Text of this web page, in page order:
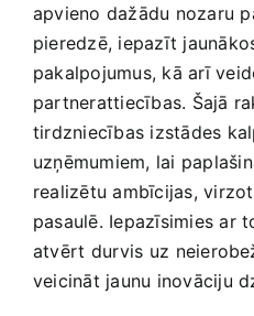
Medicīnas preces
Mobilie telefoni,
Pakalpojumi
Pārtikas preces
apvieno dažādu nozaru
pieredzē, ‍iepazīt
pakalpojumus, kā ‍arī
partnerattiecības.‌ Šajā
tirdzniecības izstādes
uzņēmumiem, lai
realizētu ambīcijas,
pasaulē. Iepazīsimies ar
atvērt⁣ durvis uz
veicināt jaunu inovāciju